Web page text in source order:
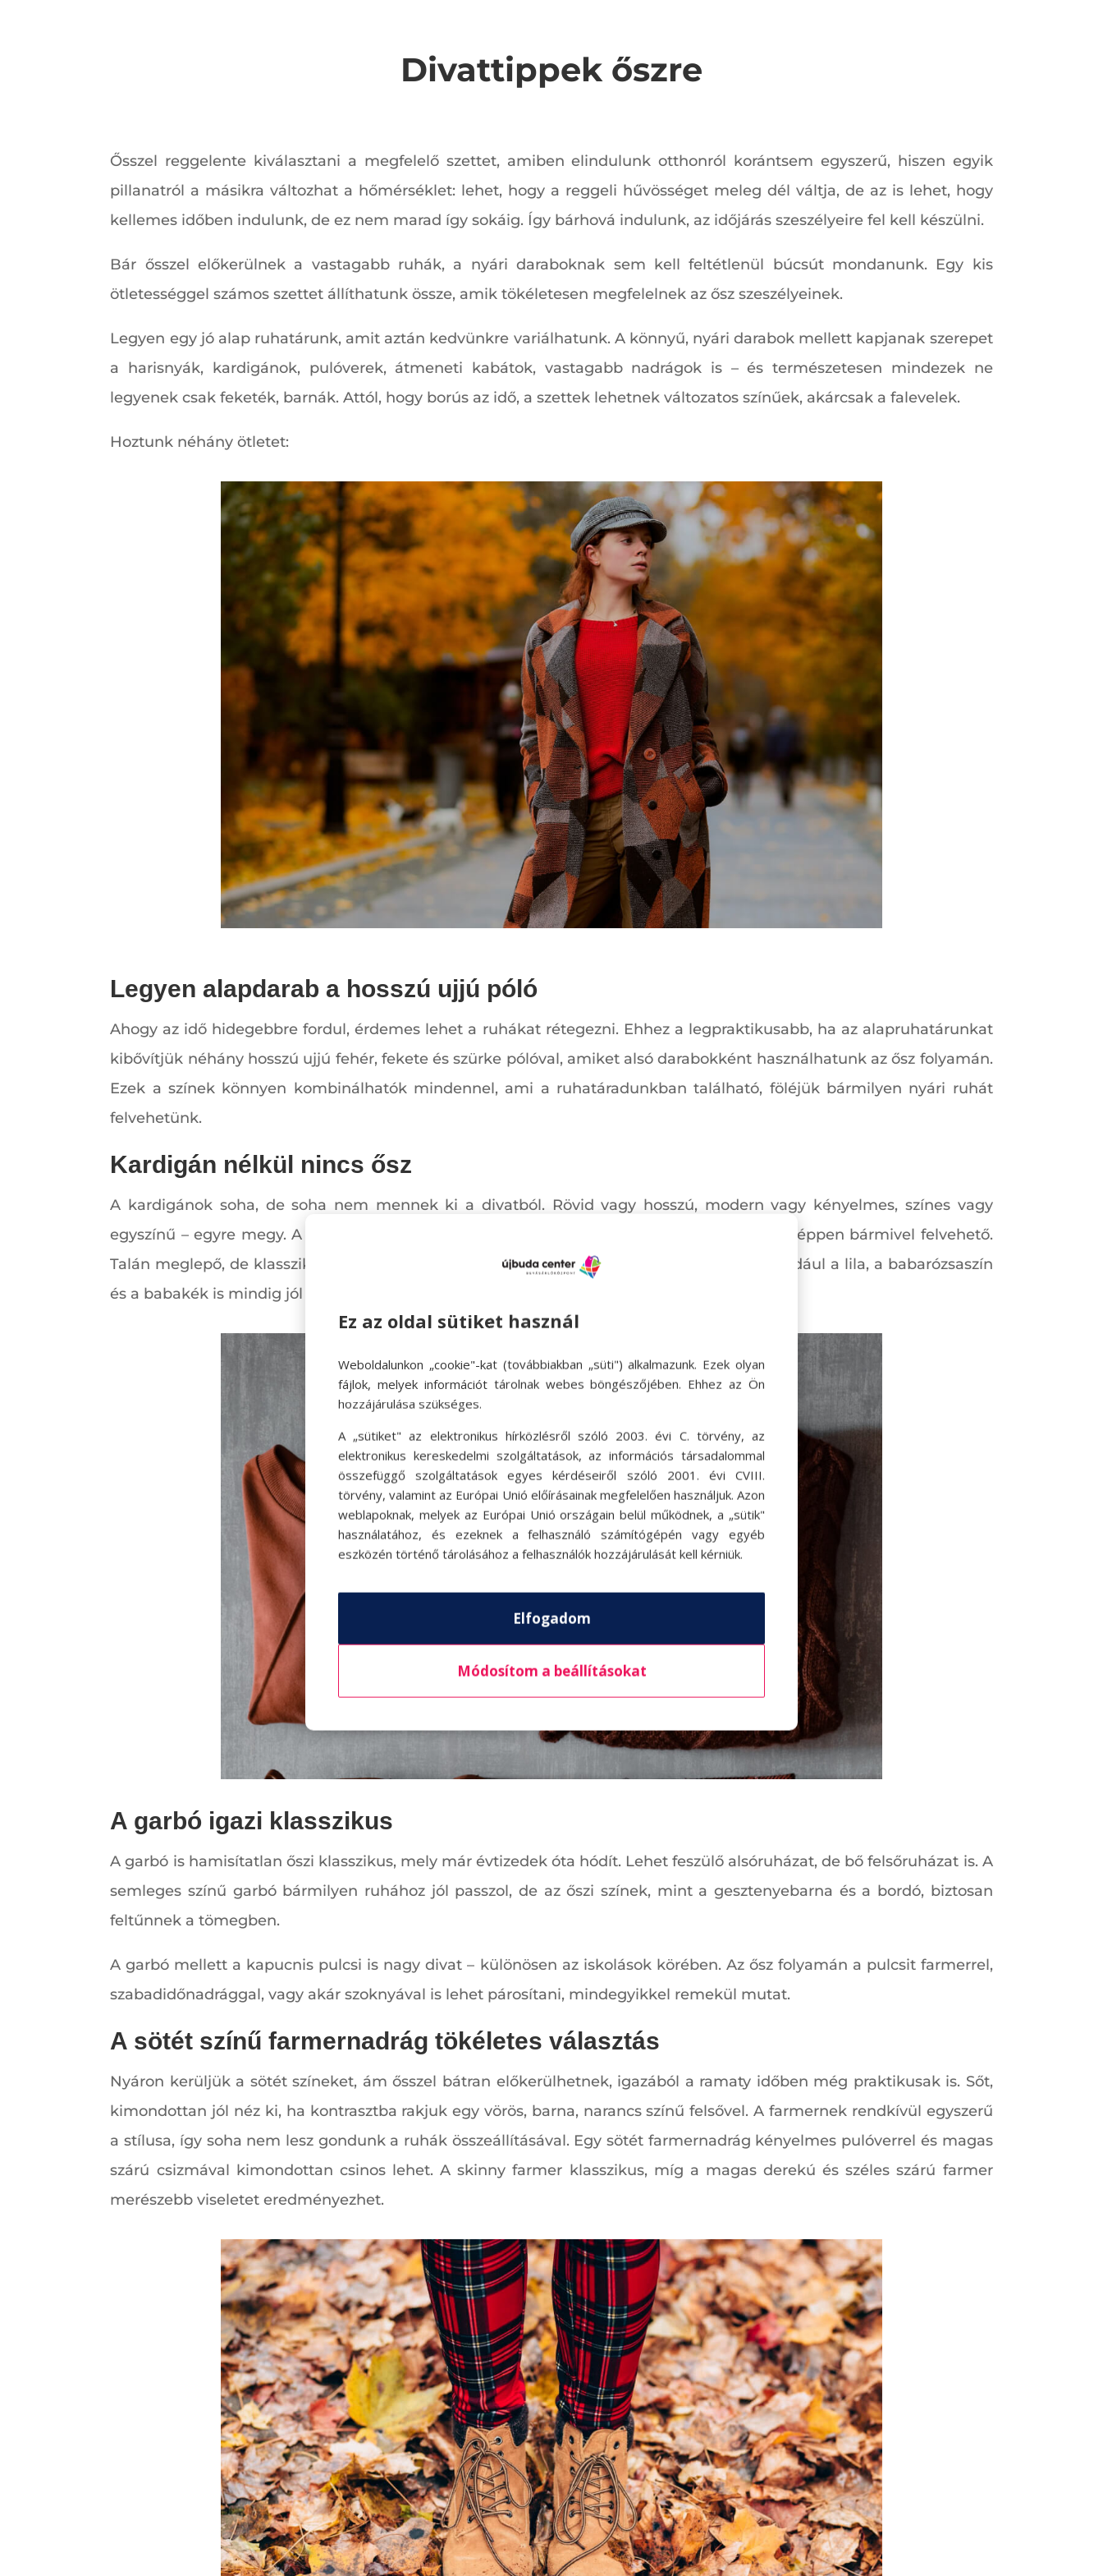
Divattippek őszre
Ősszel reggelente kiválasztani a megfelelő szettet, amiben elindulunk otthonról korántsem egyszerű, hiszen egyik
pillanatról a másikra változhat a hőmérséklet: lehet, hogy a reggeli hűvösséget meleg dél váltja, de az is lehet, hogy
kellemes időben indulunk, de ez nem marad így sokáig. Így bárhová indulunk, az időjárás szeszélyeire fel kell készülni.
Bár ősszel előkerülnek a vastagabb ruhák, a nyári daraboknak sem kell feltétlenül búcsút mondanunk. Egy kis
ötletességgel számos szettet állíthatunk össze, amik tökéletesen megfelelnek az ősz szeszélyeinek.
Legyen egy jó alap ruhatárunk, amit aztán kedvünkre variálhatunk. A könnyű, nyári darabok mellett kapjanak szerepet
a harisnyák, kardigánok, pulóverek, átmeneti kabátok, vastagabb nadrágok is – és természetesen mindezek ne
legyenek csak feketék, barnák. Attól, hogy borús az idő, a szettek lehetnek változatos színűek, akárcsak a falevelek.
Hoztunk néhány ötletet:
Legyen alapdarab a hosszú ujjú póló
Ahogy az idő hidegebbre fordul, érdemes lehet a ruhákat rétegezni. Ehhez a legpraktikusabb, ha az alapruhatárunkat
kibővítjük néhány hosszú ujjú fehér, fekete és szürke pólóval, amiket alsó darabokként használhatunk az ősz folyamán.
Ezek a színek könnyen kombinálhatók mindennel, ami a ruhatáradunkban található, föléjük bármilyen nyári ruhát
felvehetünk.
Kardigán nélkül nincs ősz
A kardigánok soha, de soha nem mennek ki a divatból. Rövid vagy hosszú, modern vagy kényelmes, színes vagy
egyszínű – egyre megy. A kardigán sokoldalú, örök darab az őszi ruhatárban, ami tulajdonképpen bármivel felvehető.
Talán meglepő, de klasszikus fekete-fehéren és az ősz színein túl a pasztell színek, mint például a lila, a babarózsaszín
és a babakék is mindig jól mutatnak ősszel.
A garbó igazi klasszikus
A garbó is hamisítatlan őszi klasszikus, mely már évtizedek óta hódít. Lehet feszülő alsóruházat, de bő felsőruházat is. A
semleges színű garbó bármilyen ruhához jól passzol, de az őszi színek, mint a gesztenyebarna és a bordó, biztosan
feltűnnek a tömegben.
A garbó mellett a kapucnis pulcsi is nagy divat – különösen az iskolások körében. Az ősz folyamán a pulcsit farmerrel,
szabadidőnadrággal, vagy akár szoknyával is lehet párosítani, mindegyikkel remekül mutat.
A sötét színű farmernadrág tökéletes választás
Nyáron kerüljük a sötét színeket, ám ősszel bátran előkerülhetnek, igazából a ramaty időben még praktikusak is. Sőt,
kimondottan jól néz ki, ha kontrasztba rakjuk egy vörös, barna, narancs színű felsővel. A farmernek rendkívül egyszerű
a stílusa, így soha nem lesz gondunk a ruhák összeállításával. Egy sötét farmernadrág kényelmes pulóverrel és magas
szárú csizmával kimondottan csinos lehet. A skinny farmer klasszikus, míg a magas derekú és széles szárú farmer
merészebb viseletet eredményezhet.
Ez az oldal sütiket használ
Weboldalunkon „cookie"-kat (továbbiakban „süti") alkalmazunk. Ezek olyan
fájlok, melyek információt tárolnak webes böngészőjében. Ehhez az Ön
hozzájárulása szükséges.
A „sütiket" az elektronikus hírközlésről szóló 2003. évi C. törvény, az
elektronikus kereskedelmi szolgáltatások, az információs társadalommal
összefüggő szolgáltatások egyes kérdéseiről szóló 2001. évi CVIII.
törvény, valamint az Európai Unió előírásainak megfelelően használjuk. Azon
weblapoknak, melyek az Európai Unió országain belül működnek, a „sütik"
használatához, és ezeknek a felhasználó számítógépén vagy egyéb
eszközén történő tárolásához a felhasználók hozzájárulását kell kérniük.
Elfogadom
Módosítom a beállításokat